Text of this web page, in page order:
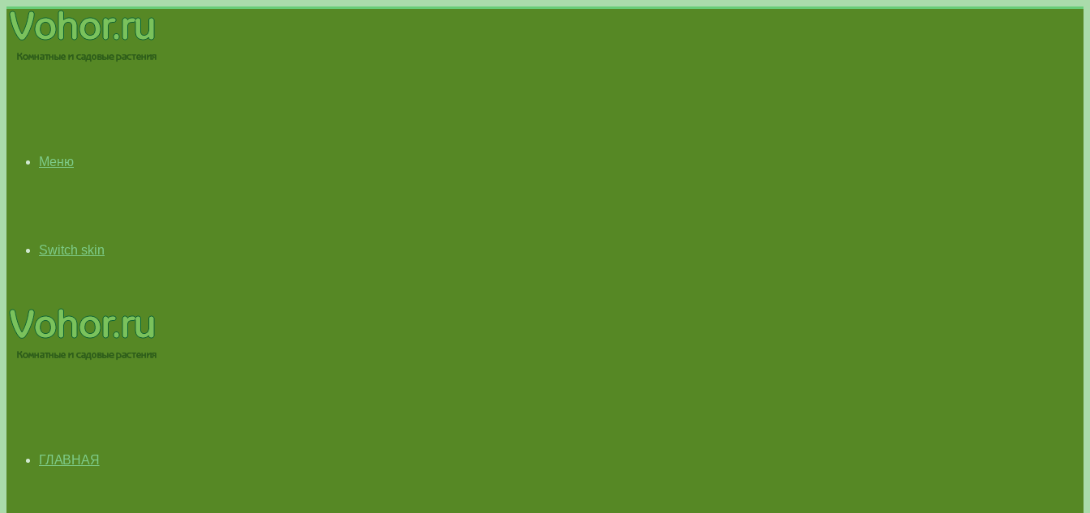
Меню
Switch skin
ГЛАВНАЯ